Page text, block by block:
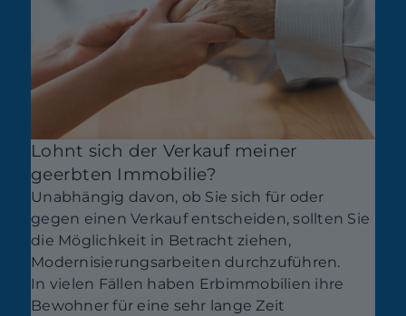
Lohnt sich der Verkauf meiner
geerbten Immobilie?
Unabhängig davon, ob Sie sich für oder
gegen einen Verkauf entscheiden, sollten Sie
die Möglichkeit in Betracht ziehen,
Modernisierungsarbeiten durchzuführen.
In vielen Fällen haben Erbimmobilien ihre
Bewohner für eine sehr lange Zeit